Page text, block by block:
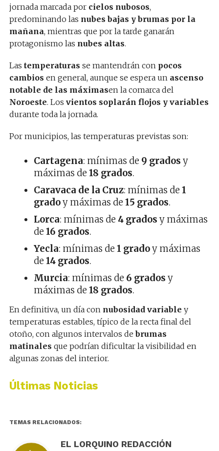
jornada marcada por cielos nubosos,
predominando las nubes bajas y brumas por la
mañana, mientras que por la tarde ganarán
protagonismo las nubes altas.
Las temperaturas se mantendrán con pocos
cambios en general, aunque se espera un ascenso
notable de las máximasen la comarca del
Noroeste. Los vientos soplarán flojos y variables
durante toda la jornada.
Por municipios, las temperaturas previstas son:
Cartagena: mínimas de 9 grados y
máximas de 18 grados.
Caravaca de la Cruz: mínimas de 1
gradoy máximas de 15 grados.
Lorca: mínimas de 4 grados y máximas
de 16 grados.
Yecla: mínimas de 1 gradoy máximas
de 14 grados.
Murcia: mínimas de 6 grados y
máximas de 18 grados.
En definitiva, un día con nubosidad variable y
temperaturas estables, típico de la recta final del
otoño, con algunos intervalos debrumas
matinales que podrían dificultar la visibilidad en
algunas zonas del interior.
Últimas Noticias
TEMAS RELACIONADOS:
EL LORQUINO REDACCIÓN